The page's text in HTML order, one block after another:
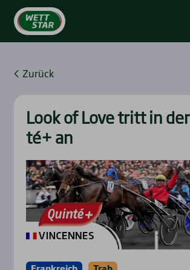
Zurück
Look of Love tritt in
té+ an